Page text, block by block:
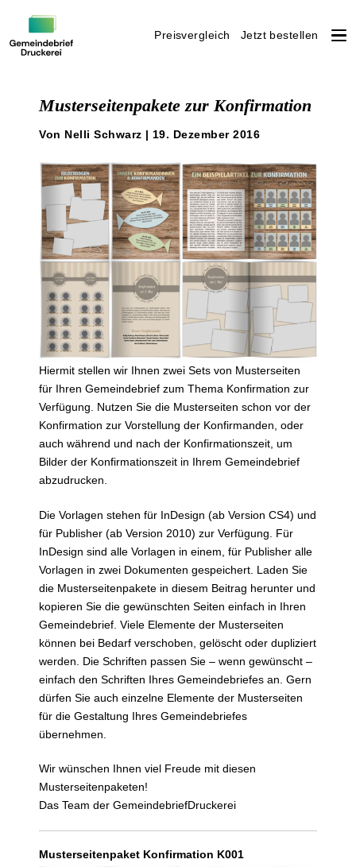
Preisvergleich Jetzt bestellen
Musterseitenpakete zur Konfirmation
Von Nelli Schwarz | 19. Dezember 2016
Hiermit stellen wir Ihnen zwei Sets von Musterseiten
für Ihren Gemeindebrief zum Thema Konfirmation zur
Verfügung. Nutzen Sie die Musterseiten schon vor der
Konfirmation zur Vorstellung der Konfirmanden, oder
auch während und nach der Konfirmationszeit, um
Bilder der Konfirmationszeit in Ihrem Gemeindebrief
abzudrucken.
Die Vorlagen stehen für InDesign (ab Version CS4) und
für Publisher (ab Version 2010) zur Verfügung. Für
InDesign sind alle Vorlagen in einem, für Publisher alle
Vorlagen in zwei Dokumenten gespeichert. Laden Sie
die Musterseitenpakete in diesem Beitrag herunter und
kopieren Sie die gewünschten Seiten einfach in Ihren
Gemeindebrief. Viele Elemente der Musterseiten
können bei Bedarf verschoben, gelöscht oder dupliziert
werden. Die Schriften passen Sie – wenn gewünscht –
einfach den Schriften Ihres Gemeindebriefes an. Gern
dürfen Sie auch einzelne Elemente der Musterseiten
für die Gestaltung Ihres Gemeindebriefes
übernehmen.
Wir wünschen Ihnen viel Freude mit diesen
Musterseitenpaketen!
Das Team der GemeindebriefDruckerei
Musterseitenpaket Konfirmation K001